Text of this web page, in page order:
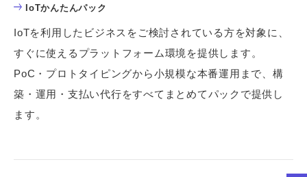
IoTかんたんパック
IoTを利用したビジネスをご検討されている方を対象に、
すぐに使えるプラットフォーム環境を提供します。
PoC・プロトタイピングから小規模な本番運用まで、構
築・運用・支払い代行をすべてまとめてパックで提供し
ます。